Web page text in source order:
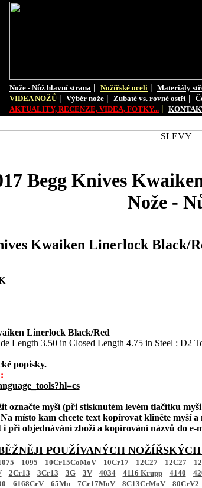
Nože - Nůž hlavní strana | Nožířské oceli | Materiály
VIDEA NOŽŮ | Výběr nože | Zubaté vs. rovné ostří |
AKTUALITY, RECENZE, VIDEA, FOTKY... |
Begg Knives
Nože -
Kwaiken Linerlock Black/
Linerlock Black/Red
Length 3.50 in Closed Length 4.75 in Steel : D2
popisky.
označte myší (při stisknutém levém tlačítku
místo kam chcete text kopírovat kliněte myší
i při objednávání zboží a kopírování názvů do e-
POUŽÍVANÝCH
1095 10Cr15CoMoV 10Cr17 12C27 12C27
2Cr13 3Cr13 3G 3V 4034 4116 Krupp 4140
6168CrV 65Mn 7Cr17MoV 8C13CrMoV 80CrV2